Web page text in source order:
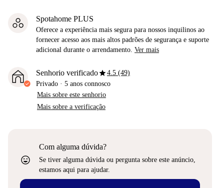
Spotahome PLUS
Oferece a experiência mais segura para nossos inquilinos ao
fornecer acesso aos mais altos padrões de segurança e suporte
adicional durante o arrendamento. Ver mais
Senhorio verificadostar4.5 (49)
Privado · 5 anos connosco
Mais sobre este senhorio
Mais sobre a verificação
sentiment_very_satisfied
Com alguma dúvida?
Se tiver alguma dúvida ou pergunta sobre este anúncio,
estamos aqui para ajudar.